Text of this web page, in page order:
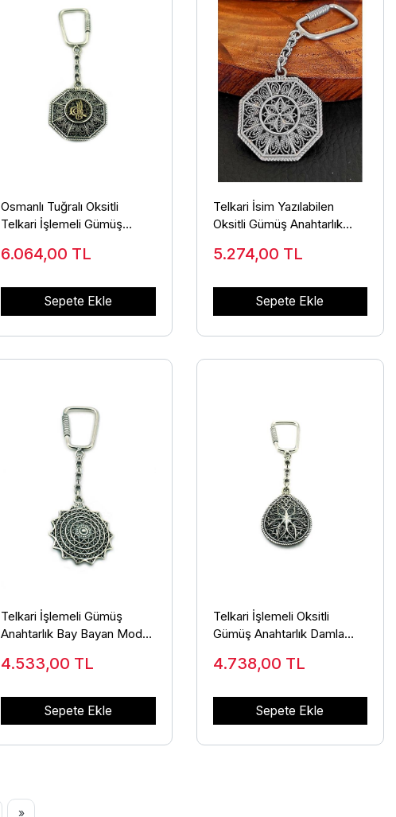
Osmanlı Tuğralı Oksitli
Telkari İşlemeli Gümüş
6.064,00 TL
Sepete Ekle
Telkari İsim Yazılabilen
Oksitli Gümüş Anahtarlık
5.274,00 TL
Sepete Ekle
Telkari İşlemeli Gümüş
Anahtarlık Bay Bayan Model
4.533,00 TL
Sepete Ekle
Telkari İşlemeli Oksitli
Gümüş Anahtarlık Damla
4.738,00 TL
Sepete Ekle
»